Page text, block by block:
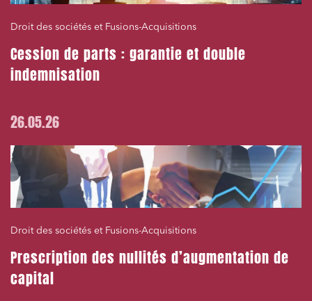
Droit des sociétés et Fusions-Acquisitions
Cession de parts : garantie et double
indemnisation
26.05.26
Droit des sociétés et Fusions-Acquisitions
Prescription des nullités d’augmentation de
capital